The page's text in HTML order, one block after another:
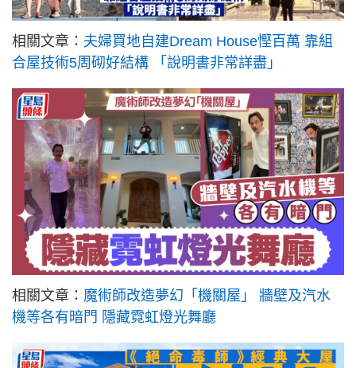
相關文章： 夫婦買地自建Dream House慳百萬 靠組
合屋技術5周砌好結構 「說明書非常詳盡」
相關文章： 魔術師改造夢幻「機關屋」 牆壁及汽水
機等各有暗門 隱藏霓虹燈光舞廳